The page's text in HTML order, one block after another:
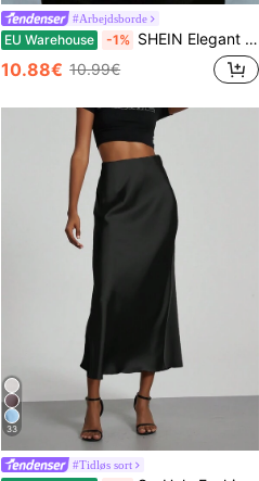
#Arbejdsborde
EU Warehouse -1% SHEIN Elegant satinbluse til kvinder i kaffebrun, sommer-wrap-top med V-hals, crossover-hals og rynkede skuldre, skinnende silke-kontorbluse til arbejde
10.88€ 10.99€
33
#Tidløs sort